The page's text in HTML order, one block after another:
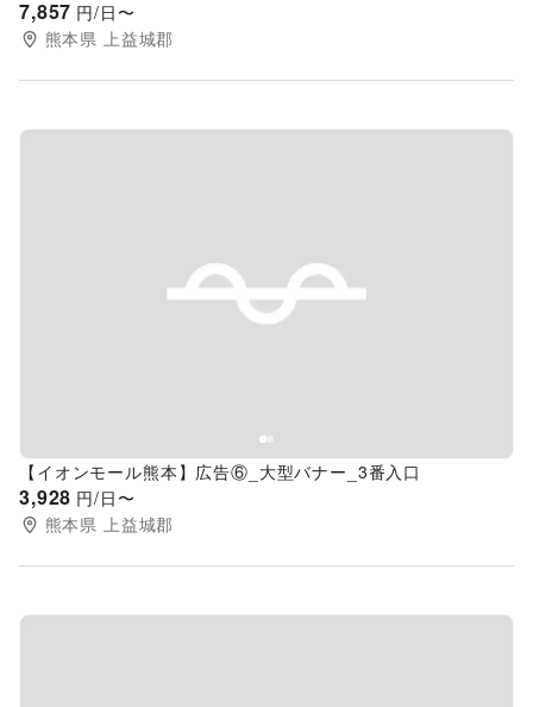
7,857 円/日〜
熊本県 上益城郡
Previous slide
【イオンモール熊本】広告⑥_大型バナー_3番入口
3,928 円/日〜
熊本県 上益城郡